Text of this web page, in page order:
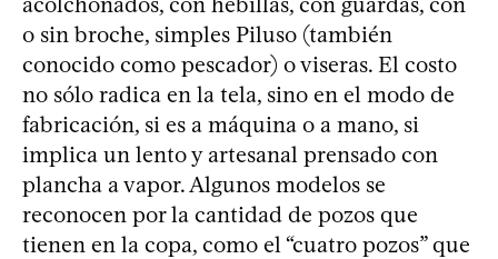
o sin broche, simples Piluso (también
conocido como pescador) o viseras. El costo
no sólo radica en la tela, sino en el modo de
fabricación, si es a máquina o a mano, si
implica un lento y artesanal prensado con
plancha a vapor. Algunos modelos se
reconocen por la cantidad de pozos que
tienen en la copa, como el “cuatro pozos” que